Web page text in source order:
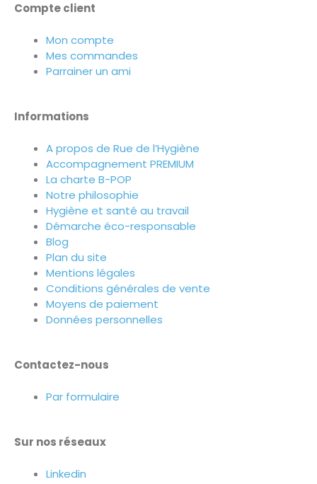
Compte client
Mon compte
Mes commandes
Parrainer un ami
Informations
A propos de Rue de l’Hygiène
Accompagnement PREMIUM
La charte B-POP
Notre philosophie
Hygiène et santé au travail
Démarche éco-responsable
Blog
Plan du site
Mentions légales
Conditions générales de vente
Moyens de paiement
Données personnelles
Contactez-nous
Par formulaire
Sur nos réseaux
Linkedin